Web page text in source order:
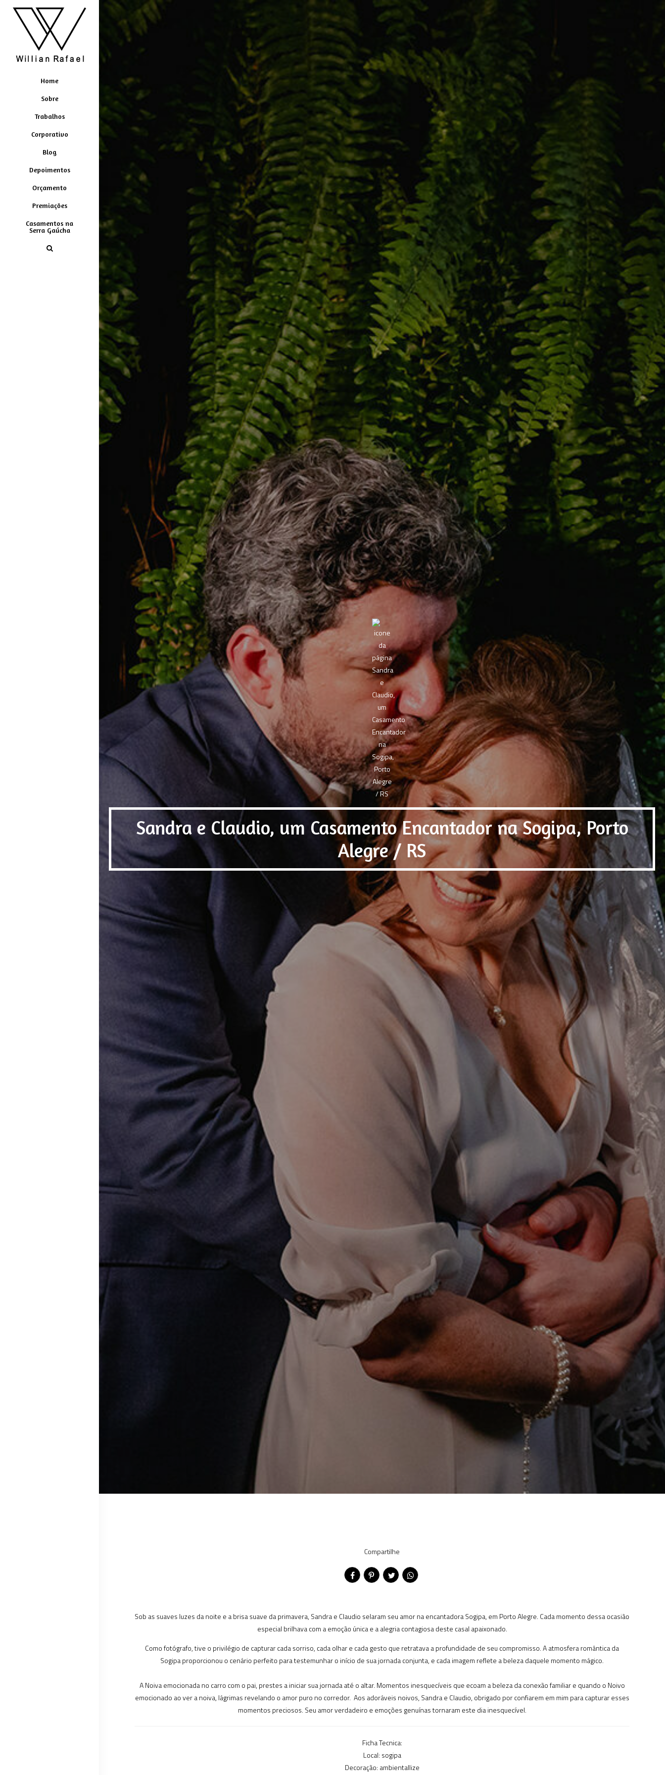
Home
Sobre
Trabalhos
Corporativo
Blog
Depoimentos
Orçamento
Premiações
Casamentos na
Serra Gaúcha
Sandra e Claudio, um Casamento Encantador na Sogipa, Porto
Alegre / RS
Compartilhe
Sob as suaves luzes da noite e a brisa suave da primavera, Sandra e Claudio selaram seu amor na encantadora Sogipa, em Porto Alegre. Cada momento dessa ocasião
especial brilhava com a emoção única e a alegria contagiosa deste casal apaixonado.
Como fotógrafo, tive o privilégio de capturar cada sorriso, cada olhar e cada gesto que retratava a profundidade de seu compromisso. A atmosfera romântica da
Sogipa proporcionou o cenário perfeito para testemunhar o início de sua jornada conjunta, e cada imagem reflete a beleza daquele momento mágico.
A Noiva emocionada no carro com o pai, prestes a iniciar sua jornada até o altar. Momentos inesquecíveis que ecoam a beleza da conexão familiar e quando o Noivo
emocionado ao ver a noiva, lágrimas revelando o amor puro no corredor. Aos adoráveis noivos, Sandra e Claudio, obrigado por confiarem em mim para capturar esses
momentos preciosos. Seu amor verdadeiro e emoções genuínas tornaram este dia inesquecível.
Ficha Tecnica:
Local: sogipa
Decoração: ambientallize